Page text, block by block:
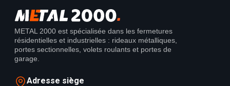
METAL 2000 est spécialisée dans les fermetures
résidentielles et industrielles : rideaux métalliques,
portes sectionnelles, volets roulants et portes de
garage.
Adresse siège